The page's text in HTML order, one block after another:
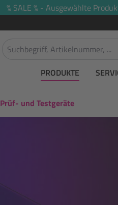
% SALE % - Ausgewählte
PRODUKTE
Prüf- und Testgeräte